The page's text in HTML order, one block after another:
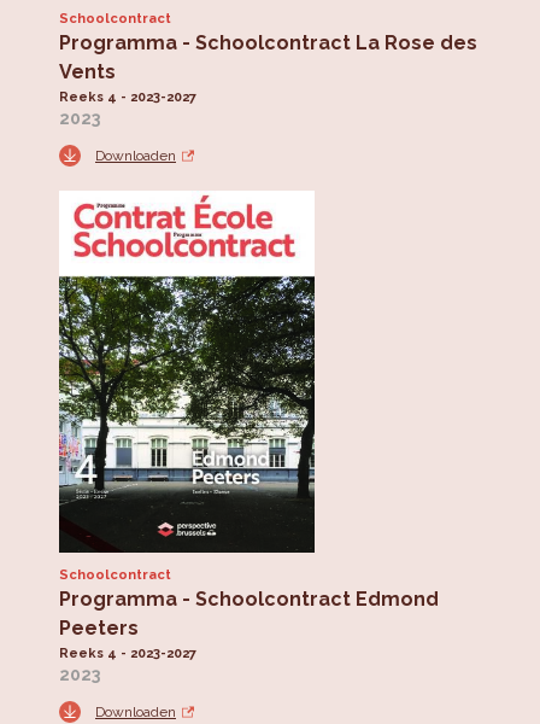
Schoolcontract
Programma - Schoolcontract La Rose des
Vents
Reeks 4 - 2023-2027
2023
Downloaden
Schoolcontract
Programma - Schoolcontract Edmond
Peeters
Reeks 4 - 2023-2027
2023
Downloaden